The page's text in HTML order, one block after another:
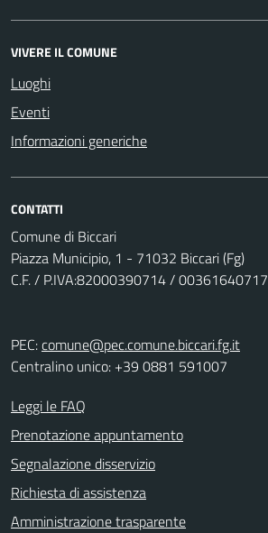
VIVERE IL COMUNE
Luoghi
Eventi
Informazioni generiche
CONTATTI
Comune di Biccari
Piazza Municipio, 1 - 71032 Biccari (Fg)
C.F. / P.IVA:82000390714 / 00361640717
PEC:comune@pec.comune.biccari.fg.it
Centralino unico: +39 0881 591007
Leggi le FAQ
Prenotazione appuntamento
Segnalazione disservizio
Richiesta di assistenza
Amministrazione trasparente